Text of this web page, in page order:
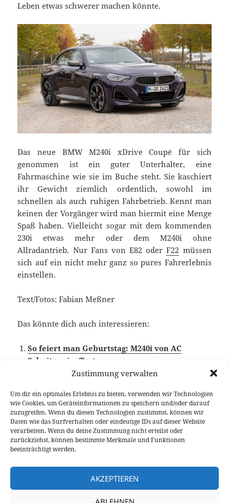
Zustimmung verwalten
Um dir ein optimales Erlebnis zu bieten, verwenden wir Technologien
wie Cookies, um Geräteinformationen zu speichern und/oder darauf
zuzugreifen. Wenn du diesen Technologien zustimmst, können wir
Daten wie das Surfverhalten oder eindeutige IDs auf dieser Website
verarbeiten. Wenn du deine Zustimmung nicht erteilst oder
zurückziehst, können bestimmte Merkmale und Funktionen
beeinträchtigt werden.
AKZEPTIEREN
Leben etwas schwerer machen könnte.
Das neue BMW M240i xDrive Coupé für sich
genommen ist ein guter Unterhalter, eine
Fahrmaschine wie sie im Buche steht. Sie kaschiert
ihr Gewicht ziemlich ordentlich, sowohl im
schnellen als auch ruhigen Fahrbetrieb. Kennt man
keinen der Vorgänger wird man hiermit eine Menge
Spaß haben. Vielleicht sogar mit dem kommenden
230i etwas mehr oder dem M240i ohne
Allradantrieb. Nur Fans von E82 oderF22 müssen
sich auf ein nicht mehr ganz so pures Fahrerlebnis
einstellen.
Text/Fotos: Fabian Meßner
Das könnte dich auch interessieren:
So feiert man Geburtstag: M240i von AC
Schnitzer im Test
Veröffentlicht
am
17. November 2021 Autor
Fabian Meßner Kategorien
Fahrberichte
BMW 2er Coupe,Video Fahrbericht
Beitragsnavigation
VORHERIGER
Vorheriger
Beitrag:
BMW M440i Gran Coupé (G26) Test: die
praktischere Limousine